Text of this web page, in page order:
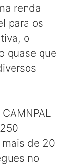
renda
para os
o
quase que
de 20
no